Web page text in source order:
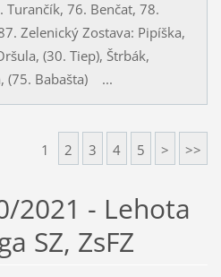
Turančík, 76. Benčat, 78.
Zelenický Zostava: Pipíška,
(30. Tiep), Štrbák,
(75. Babašta) ...
1 2 3 4 5 > >>
2021 - Lehota
SZ, ZsFZ